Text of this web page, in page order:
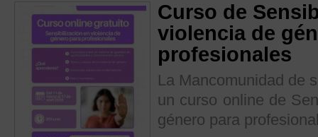
Curso de
violencia de
profesionales
La Mancomunidad de
un curso online de
género para